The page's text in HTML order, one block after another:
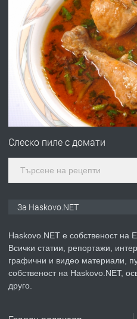
ПРЕДЛАГА
Продавам
Хисаря
асфалт
ПРЕДЛАГА
ПРЕДЛАГА
Къртене
Слеско пиле с домати
За Haskovo.NET
Haskovo.NET е собственост
Всички статии, репортажи,
графични и видео материали,
собственост на Haskovo.NET,
друго.